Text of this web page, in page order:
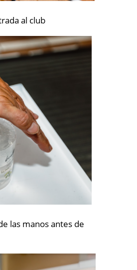
al club
las manos antes de